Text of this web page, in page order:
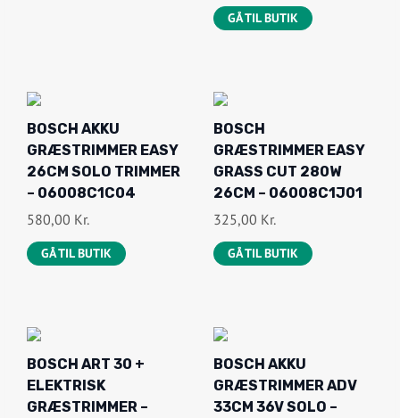
GÅ TIL BUTIK
BOSCH AKKU
GRÆSTRIMMER EASY
26CM SOLO TRIMMER
– 06008C1C04
580,00 Kr.
GÅ TIL BUTIK
BOSCH
GRÆSTRIMMER EASY
GRASS CUT 280W
26CM – 06008C1J01
325,00 Kr.
GÅ TIL BUTIK
BOSCH ART 30 +
ELEKTRISK
GRÆSTRIMMER –
BOSCH AKKU
GRÆSTRIMMER ADV
33CM 36V SOLO –